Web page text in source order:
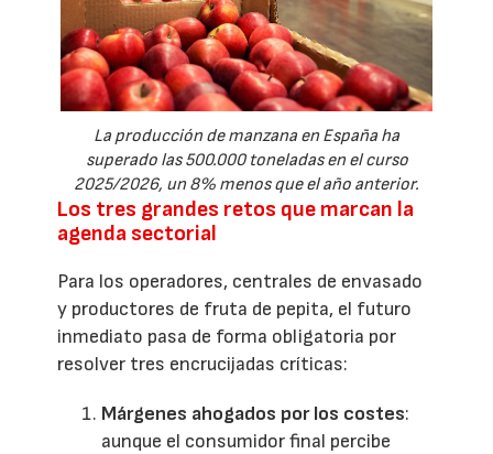
La producción de manzana en España ha
superado las 500.000 toneladas en el curso
2025/2026, un 8% menos que el año anterior.
Los tres grandes retos que marcan la
agenda sectorial
Para los operadores, centrales de envasado
y productores de fruta de pepita, el futuro
inmediato pasa de forma obligatoria por
resolver tres encrucijadas críticas:
Márgenes ahogados por los costes:
aunque el consumidor final percibe